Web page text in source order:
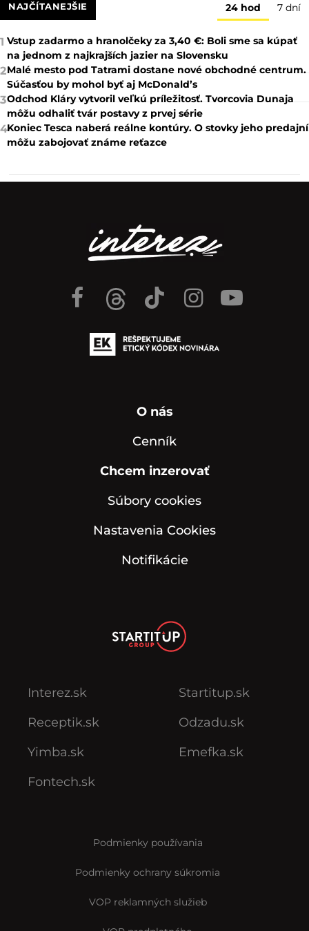
NAJČÍTANEJŠIE 24 hod 7 dní
1 Vstup zadarmo a hranolčeky za 3,40 €: Boli sme sa kúpať
na jednom z najkrajších jazier na Slovensku
2Malé mesto pod Tatrami dostane nové obchodné centrum.
Súčasťou by mohol byť aj McDonald’s
3Odchod Kláry vytvoril veľkú príležitosť. Tvorcovia Dunaja
môžu odhaliť tvár postavy z prvej série
4Koniec Tesca naberá reálne kontúry. O stovky jeho predajní
môžu zabojovať známe reťazce
O nás
Cenník
Chcem inzerovať
Súbory cookies
Nastavenia Cookies
Notifikácie
Interez.sk
Receptik.sk
Yimba.sk
Fontech.sk
Startitup.sk
Odzadu.sk
Emefka.sk
Podmienky používania
Podmienky ochrany súkromia
VOP reklamných služieb